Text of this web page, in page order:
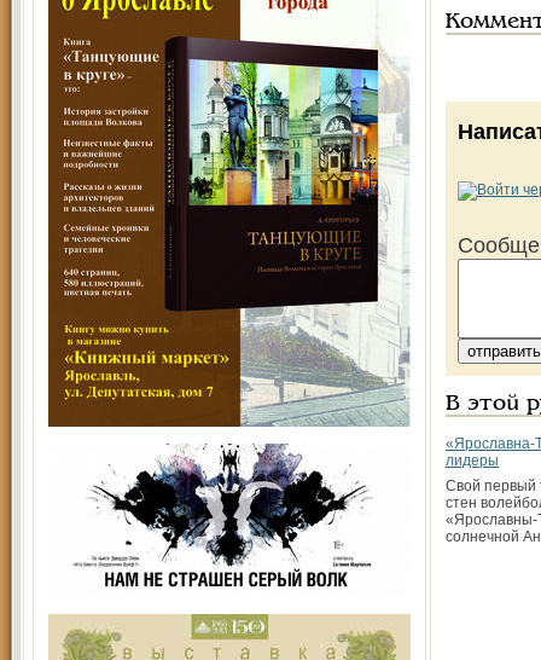
В этой
«Ярославна-
лидеры
Свой первый
стен
«Ярославны-
солнечной